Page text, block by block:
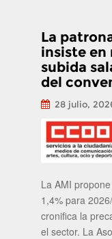
La
insiste en
subida
del
28 julio,
La AMI
1,4% para
cronifica la
el sector. La